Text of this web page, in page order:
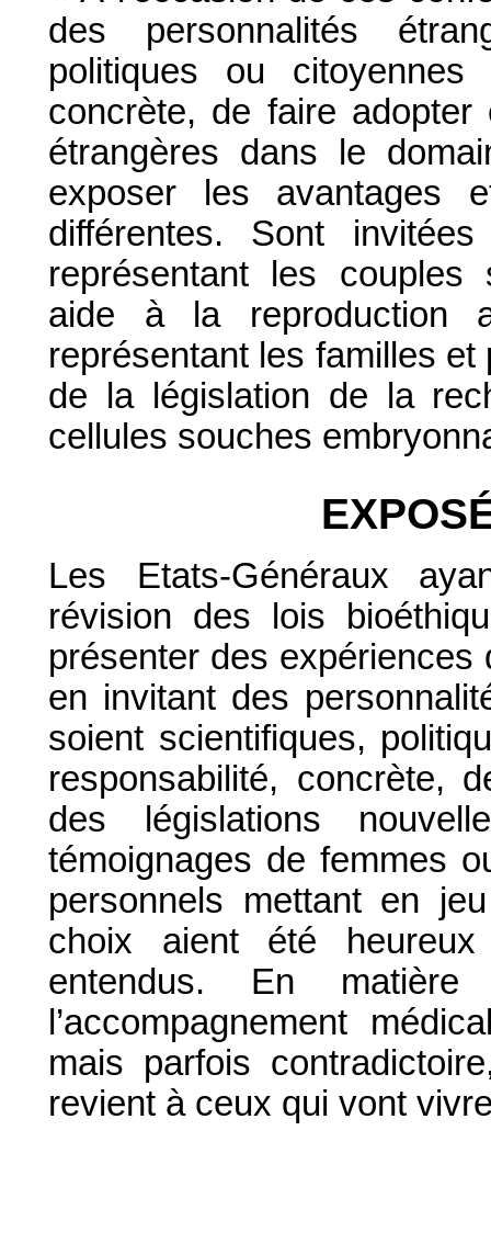
des personnalités
politiques ou
concrète, de faire
étrangères dans le
exposer les avantages
différentes. Sont
représentant les couples
aide à la reproduction
représentant les familles et
de la législation de la
cellules souches
Les Etats-Généraux
révision des lois
présenter des
en invitant des
soient scientifiques,
responsabilité, concrète,
des législations
témoignages de femmes
personnels mettant en
choix aient été
entendus. En
l’accompagnement
mais parfois
revient à ceux qui vont